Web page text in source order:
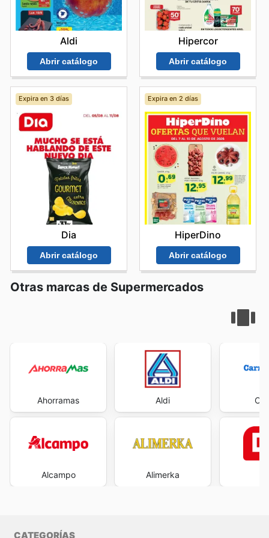
continuo por ofrecer productos de calidad excepcional
a precios que marcan la diferencia. Stay up to date with
Costco's weekly ads and enjoy exclusive savings every
Aldi
Abrir catálogo
Hipercor
Abrir catálogo
Expira en 3 días
Dia
Abrir catálogo
Expira en 2 días
HiperDino
Abrir catálogo
Otras marcas de Supermercados
Ahorramas
Alcampo
Aldi
Alimerka
CATEGORÍAS